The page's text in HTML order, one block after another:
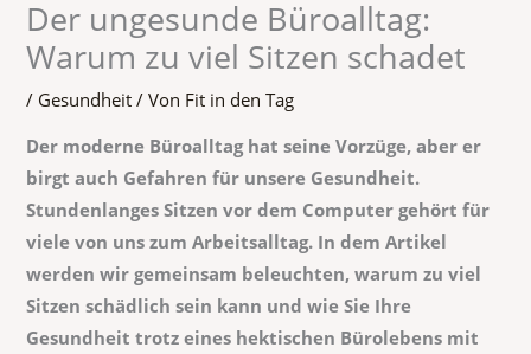
Der ungesunde Büroalltag:
Warum zu viel Sitzen schadet
/ Gesundheit / Von Fit in den Tag
Der moderne Büroalltag hat seine Vorzüge, aber er
birgt auch Gefahren für unsere Gesundheit.
Stundenlanges Sitzen vor dem Computer gehört für
viele von uns zum Arbeitsalltag. In dem Artikel
werden wir gemeinsam beleuchten, warum zu viel
Sitzen schädlich sein kann und wie Sie Ihre
Gesundheit trotz eines hektischen Bürolebens mit